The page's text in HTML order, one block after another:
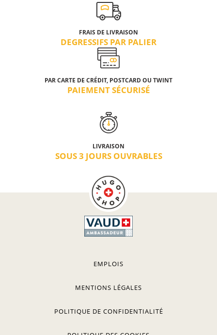
FRAIS DE LIVRAISON
DEGRESSIFS PAR PALIER
PAR CARTE DE CRÉDIT, POSTCARD OU TWINT
PAIEMENT SÉCURISÉ
LIVRAISON
SOUS 3 JOURS OUVRABLES
EMPLOIS
MENTIONS LÉGALES
POLITIQUE DE CONFIDENTIALITÉ